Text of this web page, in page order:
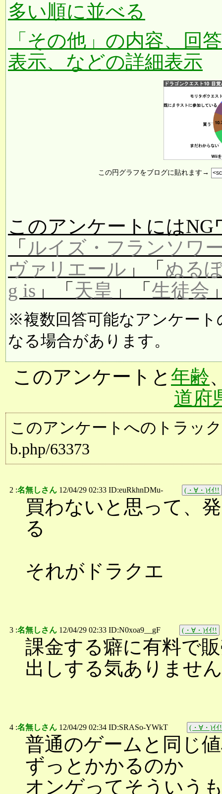
多い順に並べる
「その他」の内容、回
表示、などの詳細表示
この円グラフをブログに貼れます→
このアンケートにはNG
「 ルイズ・フランソワ
ヴァリエール 」「 ぬる
g is 」「 天皇 」「 生徒会
※複数回答可能なアンケート
なる場合があります。
このアンケートと 年齢
道府
このアンケートへのトラッ
b.php/63373
2 :名無しさん 12/04/29 02:33 ID:euRkhnDMu- (・∀・)ｲｲ!!
買わないと思って、
る
それがドラクエ
3 :名無しさん 12/04/29 02:33 ID:N0xoa9__gF (・∀・)ｲｲ!!
課金する癖に有料で
出しする気ありませ
4 :名無しさん 12/04/29 02:34 ID:SRASo-YWkT (・∀・)ｲｲ
普通のゲームと同じ
ずっとかかるのか
オンゲってそういう